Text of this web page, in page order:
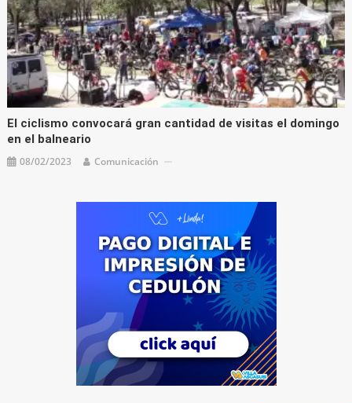
El ciclismo convocará gran cantidad de visitas el domingo
en el balneario
08/02/2023 Comunicación